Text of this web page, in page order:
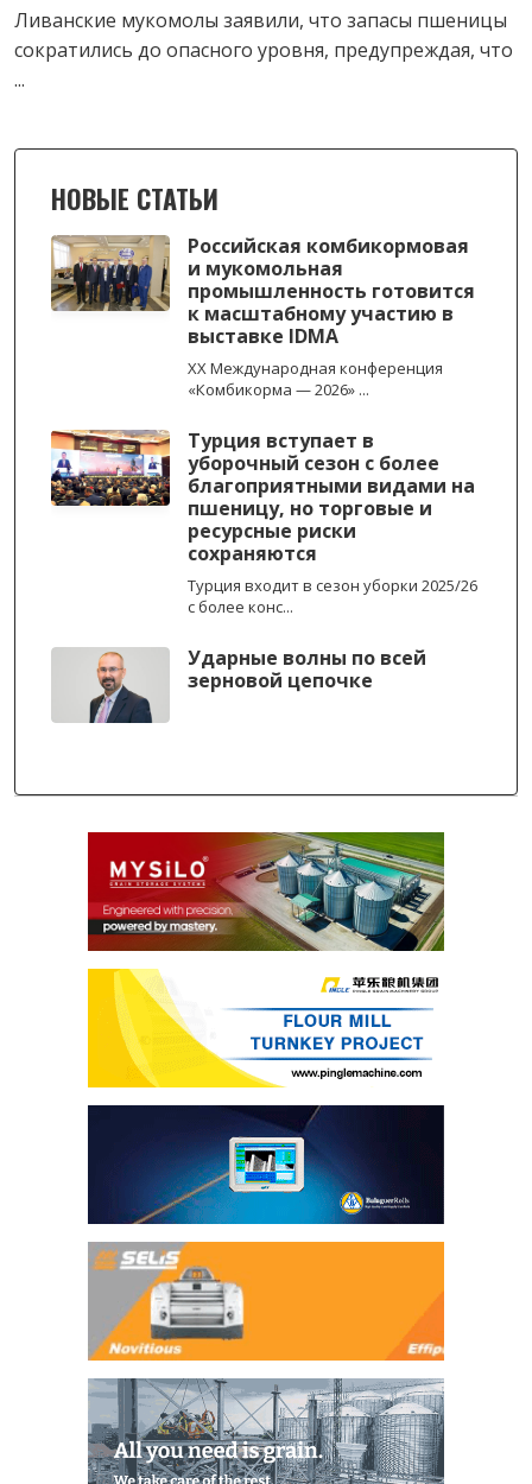
Ливанские мукомолы заявили, что запасы пшеницы
сократились до опасного уровня, предупреждая, что
...
НОВЫЕ СТАТЬИ
Российская комбикормовая
и мукомольная
промышленность готовится
к масштабному участию в
выставке IDMA
XX Международная конференция
«Комбикорма — 2026» ...
Турция вступает в
уборочный сезон с более
благоприятными видами на
пшеницу, но торговые и
ресурсные риски
сохраняются
Турция входит в сезон уборки 2025/26
с более конс...
Ударные волны по всей
зерновой цепочке